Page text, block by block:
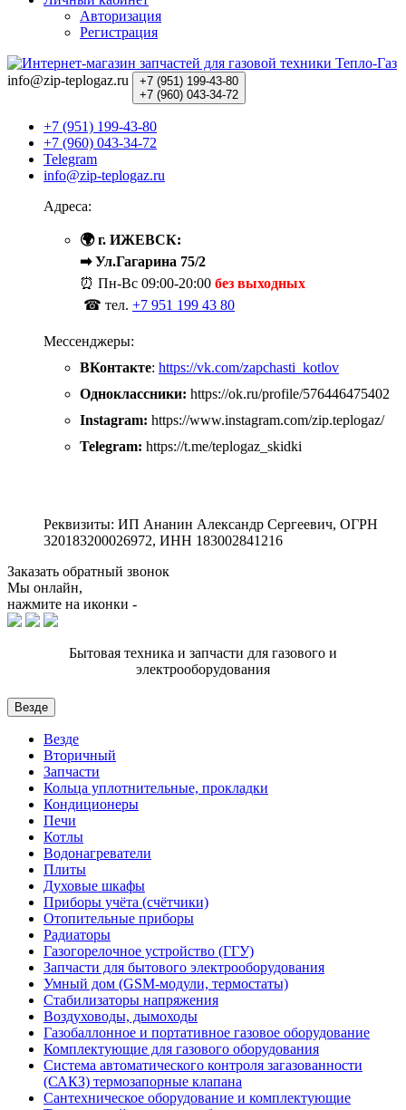
Авторизация
Регистрация
info@zip-teplogaz.ru +7 (951) 199-43-80
+7 (960) 043-34-72
+7 (951) 199-43-80
+7 (960) 043-34-72
Telegram
info@zip-teplogaz.ru
Адреса:
🌍 г. ИЖЕВСК:
➡ Ул.Гагарина 75/2
⏰ Пн-Вс 09:00-20:00 без выходных
☎ тел. +7 951 199 43 80
Мессенджеры:
ВКонтакте: https://vk.com/zapchasti_kotlov
Одноклассники: https://ok.ru/profile/576446475402
Instagram: https://www.instagram.com/zip.teplogaz/
Telegram: https://t.me/teplogaz_skidki
Реквизиты: ИП Ананин Александр Сергеевич, ОГРН
320183200026972, ИНН 183002841216
Заказать обратный звонок
Мы онлайн,
нажмите на иконки -
Бытовая техника и запчасти для газового и
электрооборудования
Везде
Везде
Вторичный
Запчасти
Кольца уплотнительные, прокладки
Кондиционеры
Печи
Котлы
Водонагреватели
Плиты
Духовые шкафы
Приборы учёта (счётчики)
Отопительные приборы
Радиаторы
Газогорелочное устройство (ГГУ)
Запчасти для бытового электрооборудования
Умный дом (GSM-модули, термостаты)
Cтабилизаторы напряжения
Воздуховоды, дымоходы
Газобаллонное и портативное газовое оборудование
Комплектующие для газового оборудования
Система автоматического контроля загазованности
(САКЗ) термозапорные клапана
Сантехническое оборудование и комплектующие